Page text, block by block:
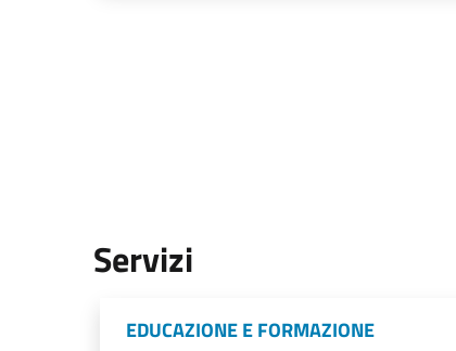
Servizi
EDUCAZIONE E FORMAZIONE